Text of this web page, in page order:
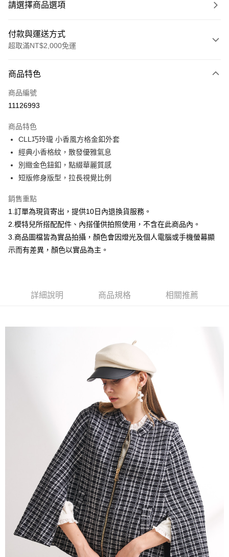
請選擇商品選項
付款與運送方式
超取滿NT$2,000免運
信用卡一次付款
信用卡分期付款
合作金庫商業銀行
華南商業銀行
上海商業儲蓄銀行
國泰世華商業銀行
臺灣中小企業銀行
聯邦商業銀行
元大商業銀行
永豐商業銀行
台新國際商業銀行
中國信託商業銀行
台灣樂天信用卡公司
超商取貨付款
LINE Pay
Apple Pay
悠遊付
Google Pay
全盈+PAY
【大哥付你分期使用說明】
1.本服務由台灣大哥大提供，台灣大哥大用戶可立即使用無須另外申請。
成交易。
4.訂單成立30分鐘內，如未前往確認交易或遇審核未通過，訂單將自動取
消。如遇「轉專審核」未通過狀況，表示未達大哥付你分期系統評分，恕無
1.分期款項不併入電信帳單，「大哥付你分期」於每月結算日後寄送繳費提
2.透過簡訊連結打開帳單後，可選擇「超商條碼／台灣大直營門市／銀行轉
帳／街口支付／iPASS MONEY」等通路繳費。
1.本服務係由「台灣大哥大股份有限公司」（以下簡稱本公司）所提供，讓
用戶於交易時，得透過本服務購買商品或服務，並由商店將買賣／分期付款
買賣價金債權讓與本公司後，依約使用本公司帳單繳交帳款。
2.基於同意付款使用「大哥付你分期」之契約關係目的，商店將以您的個人
資料（包含姓名、電話或地址）提供予台灣大哥大進項蒐集、處理及利用，
由本公司與您本人進行分期帳單所需資料之確認、核對及更正。
3.完整用戶服務條款，請詳閱以下連結：https://oppay.tw/userRule
AFTEE先享後付
１．簡單：不需註冊會員、不需綁卡、不需儲值。
２．便利：只要手機號碼，簡訊認證，即可結帳。
３．安心：先確認商品／服務後，再付款。
【「AFTEE先享後付」結帳流程】
１．於結帳方式選擇「AFTEE先享後付」後，將跳轉至「AFTEE先享後付」
結帳頁面，進行簡訊認證並確認金額後，即可完成結帳。
２．訂單成立數日內，您將收到繳費通知簡訊。
３．收到繳費通知簡訊後14天內，點擊此簡訊中的連結，可透過四大超商／
ATM／網路銀行／等多元方式進行付款，方視為交易完成。
※ 請注意：結帳手續完成當下不需立刻繳費，但若您需要取消訂單，請聯絡
購買商品的店家。未經商家同意取消之訂單仍視為有效，需透過AFTEE先享
後付繳納相關費用。
※ 交易是否成功請以「AFTEE先享後付 」之結帳頁面顯示為準，若有關於
是否繳費成功／繳費後需取消欲退款等相關疑問，請聯繫「AFTEE先享後付
客戶支援中心」https://netprotections.freshdesk.com/support/home
【注意事項】
１．透過由恩沛科技股份有限公司提供之「AFTEE先享後付」服務完成之交
易，需依本服務之必要範圍內提供個人資料，並將交易相關給付款項請求債
權轉讓予恩沛科技股份有限公司。
２．關於個人資料處理事宜，請瀏覽以下網址：
https://aftee.tw/terms/#terms3
每筆NT$120，滿NT$2,000(含以上)免運費
每筆NT$120，滿NT$2,000(含以上)免運費
每筆NT$120，滿NT$2,000(含以上)免運費
商品特色
商品編號
11126993
商品特色
CLL巧玲瓏 小香風方格金釦外套
經典小香格紋，散發優雅氣息
別緻金色鈕釦，點綴華麗質感
短版修身版型，拉長視覺比例
銷售重點
1.訂單為現貨寄出，提供10日內退換貨服務。
2.模特兒所搭配配件、內搭僅供拍照使用，不含在此商品內。
3.商品圖檔皆為實品拍攝，顏色會因燈光及個人電腦或手機螢幕顯
示而有差異，顏色以實品為主。
詳細說明 商品規格 相關推薦